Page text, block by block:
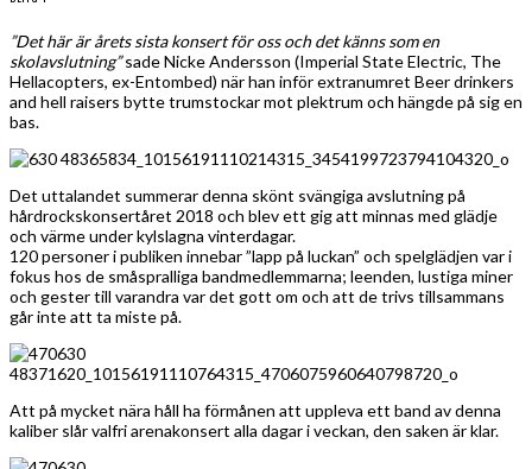
”Det här är årets sista konsert för oss och det känns som en
skolavslutning”sade Nicke Andersson (Imperial State Electric, The
Hellacopters, ex-Entombed) när han inför extranumret Beer drinkers
and hell raisers bytte trumstockar mot plektrum och hängde på sig en
bas.
Det uttalandet summerar denna skönt svängiga avslutning på
hårdrockskonsertåret 2018 och blev ett gig att minnas med glädje
och värme under kylslagna vinterdagar.
120 personer i publiken innebar ”lapp på luckan” och spelglädjen var i
fokus hos de småspralliga bandmedlemmarna; leenden, lustiga miner
och gester till varandra var det gott om och att de trivs tillsammans
går inte att ta miste på.
Att på mycket nära håll ha förmånen att uppleva ett band av denna
kaliber slår valfri arenakonsert alla dagar i veckan, den saken är klar.